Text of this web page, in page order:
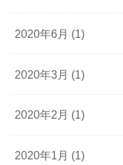
2020年6月 (1)
2020年3月 (1)
2020年2月 (1)
2020年1月 (1)